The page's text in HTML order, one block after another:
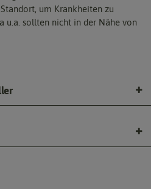
um Krankheiten zu
u.a. sollten nicht in der Nähe von